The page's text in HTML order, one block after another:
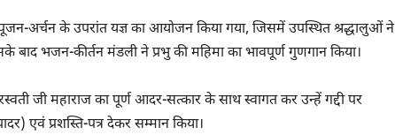
अर्चन के उपरांत यज्ञ का आयोजन किया गया, जिसमें उपस्थित श्रद्धालुओं ने
बाद भजन-कीर्तन मंडली ने प्रभु की महिमा का भावपूर्ण गुणगान किया।
जी महाराज का पूर्ण आदर-सत्कार के साथ स्वागत कर उन्हें गद्दी पर
एवं प्रशस्ति-पत्र देकर सम्मान किया।